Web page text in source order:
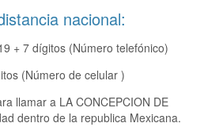
nacional:
+ 7 dígitos (Número telefónico)
(Número de celular )
llamar a LA CONCEPCION DE
dentro de la republica Mexicana.